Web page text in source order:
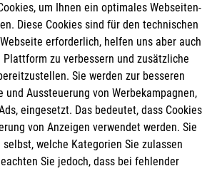
Leistungen
um Ihnen ein optimales Webseiten-
Diese Cookies sind für den technischen
erforderlich, helfen uns aber auch
Plattform zu verbessern und zusätzliche
Sie werden zur besseren
und Aussteuerung von Werbekampagnen,
eingesetzt. Das bedeutet, dass Cookies
von Anzeigen verwendet werden. Sie
welche Kategorien Sie zulassen
Sie jedoch, dass bei fehlender